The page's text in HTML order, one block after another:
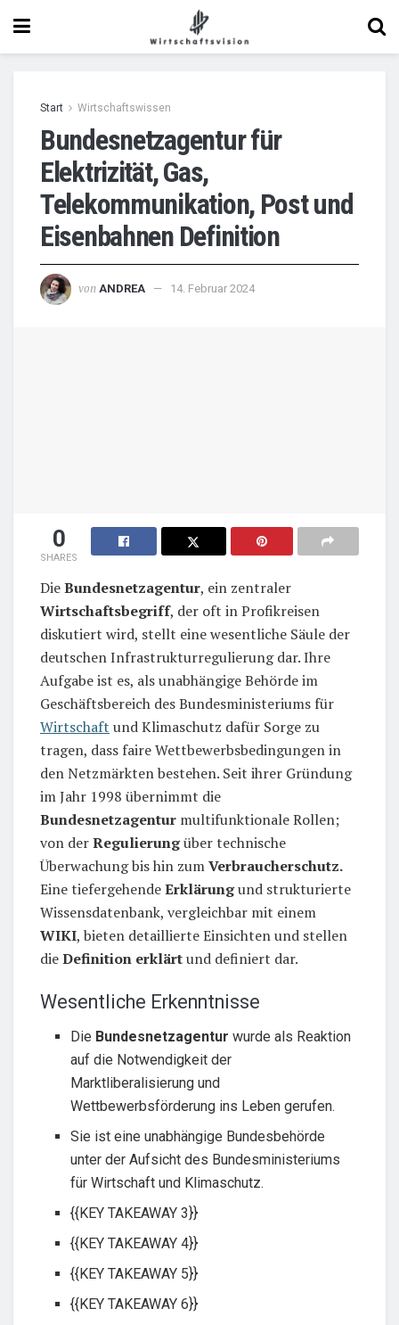
Start Wirtschaftswissen
Bundesnetzagentur für
Elektrizität, Gas,
Telekommunikation, Post und
Eisenbahnen Definition
von ANDREA 14. Februar 2024
0
SHARES
DieBundesnetzagentur, ein zentraler
Wirtschaftsbegriff, der oft in Profikreisen
diskutiert wird, stellt eine wesentliche Säule der
deutschen Infrastrukturregulierung dar. Ihre
Aufgabe ist es, als unabhängige Behörde im
Geschäftsbereich des Bundesministeriums für
Wirtschaft und Klimaschutz dafür Sorge zu
tragen, dass faire Wettbewerbsbedingungen in
den Netzmärkten bestehen. Seit ihrer Gründung
im Jahr 1998 übernimmt die
Bundesnetzagentur multifunktionale Rollen;
von derRegulierungüber technische
Überwachung bis hin zumVerbraucherschutz.
Eine tiefergehendeErklärungund strukturierte
Wissensdatenbank, vergleichbar mit einem
WIKI, bieten detaillierte Einsichten und stellen
dieDefinition erklärtund definiert dar.
Wesentliche Erkenntnisse
Die Bundesnetzagentur wurde als Reaktion
auf die Notwendigkeit der
Marktliberalisierung und
Wettbewerbsförderung ins Leben gerufen.
Sie ist eine unabhängige Bundesbehörde
unter der Aufsicht des Bundesministeriums
für Wirtschaft und Klimaschutz.
{{KEY TAKEAWAY 3}}
{{KEY TAKEAWAY 4}}
{{KEY TAKEAWAY 5}}
{{KEY TAKEAWAY 6}}